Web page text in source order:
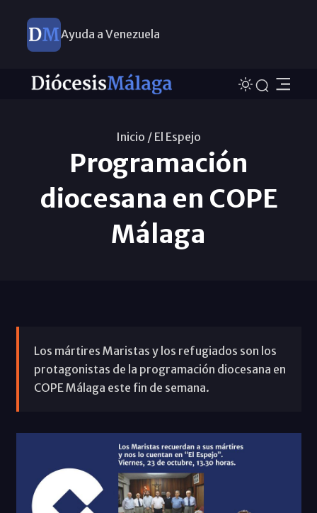
Ayuda a Venezuela
Inicio / El Espejo
Programación
diocesana en COPE
Málaga
Los mártires Maristas y los refugiados son los
protagonistas de la programación diocesana en
COPE Málaga este fin de semana.